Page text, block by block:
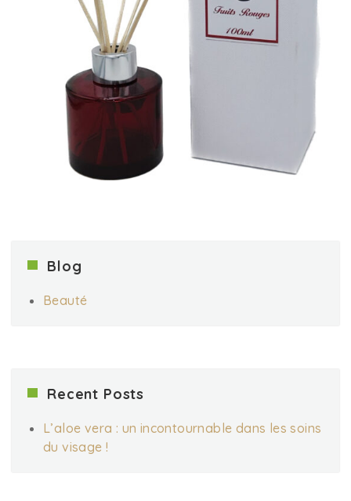
Blog
Beauté
Recent Posts
L’aloe vera : un incontournable dans les soins
du visage !